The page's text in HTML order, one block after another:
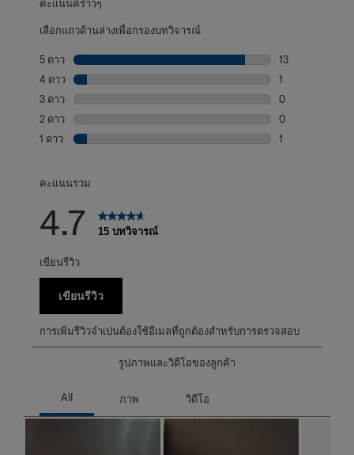
คะแนนคร่าวๆ
เลือกแถวด้านล่างเพื่อกรองบทวิจารณ์
5 ดาว ดาว
13
บทวิจารณ์13 บท
4 ดาว ดาว
1
บทวิจารณ์1 บทที่
3 ดาว ดาว
0
บทวิจารณ์0 บท
2 ดาว ดาว
0
บทวิจารณ์0 บท
1 ดาว ดาว
1
คะแนนรวม
4.7 15 บทวิจารณ์
เขียนรีวิว
เขียนรีวิว
การเพิ่มรีวิวจำเปนต้องใช้อีเมลที่ถูกต้องสำหรับการตรวจสอบ
รูปภาพและวิดีโอของลูกค้า